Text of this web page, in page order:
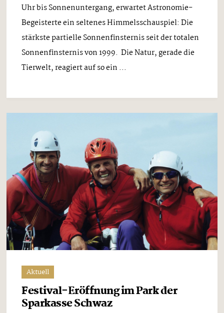
Uhr bis Sonnenuntergang, erwartet Astronomie-
Begeisterte ein seltenes Himmelsschauspiel: Die
stärkste partielle Sonnenfinsternis seit der totalen
Sonnenfinsternis von 1999. Die Natur, gerade die
Tierwelt, reagiert auf so ein ...
Aktuell
Festival-Eröffnung im Park der
Sparkasse Schwaz